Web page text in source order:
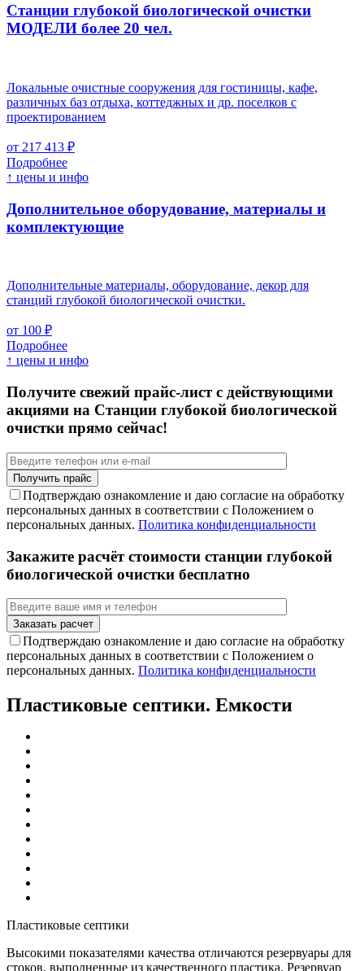
Станции глубокой биологической очистки
МОДЕЛИ более 20 чел.
Локальные очистные сооружения для гостиницы, кафе,
различных баз отдыха, коттеджных и др. поселков с
проектированием
от 217 413 ₽
Подробнее
↑ цены и инфо
Дополнительное оборудование, материалы и
комплектующие
Дополнительные материалы, оборудование, декор для
станций глубокой биологической очистки.
от 100 ₽
Подробнее
↑ цены и инфо
Получите свежий прайс-лист с действующими
акциями на Станции глубокой биологической
очистки прямо сейчас!
Подтверждаю ознакомление и даю согласие на обработку
персональных данных в соответствии с Положением о
персональных данных. Политика конфиденциальности
Закажите расчёт стоимости станции глубокой
биологической очистки бесплатно
Подтверждаю ознакомление и даю согласие на обработку
персональных данных в соответствии с Положением о
персональных данных. Политика конфиденциальности
Пластиковые септики. Емкости
Пластиковые септики
Высокими показателями качества отличаются резервуары для
стоков, выполненные из качественного пластика. Резервуар